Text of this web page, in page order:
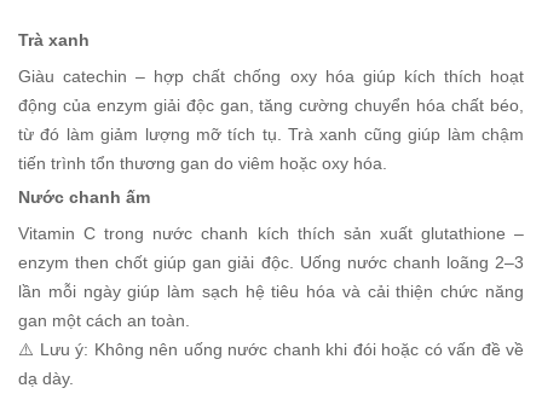
Trà xanh
Giàu catechin – hợp chất chống oxy hóa giúp kích thích hoạt
động của enzym giải độc gan, tăng cường chuyển hóa chất béo,
từ đó làm giảm lượng mỡ tích tụ. Trà xanh cũng giúp làm chậm
tiến trình tổn thương gan do viêm hoặc oxy hóa.
Nước chanh ấm
Vitamin C trong nước chanh kích thích sản xuất glutathione –
enzym then chốt giúp gan giải độc. Uống nước chanh loãng 2–3
lần mỗi ngày giúp làm sạch hệ tiêu hóa và cải thiện chức năng
gan một cách an toàn.
⚠️ Lưu ý: Không nên uống nước chanh khi đói hoặc có vấn đề về
dạ dày.